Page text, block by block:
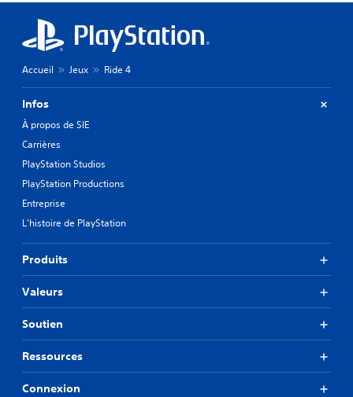
Accueil Jeux Ride 4
Infos
À propos de SIE
Carrières
PlayStation Studios
PlayStation Productions
Entreprise
L'histoire de PlayStation
Produits
Valeurs
Soutien
Ressources
Connexion